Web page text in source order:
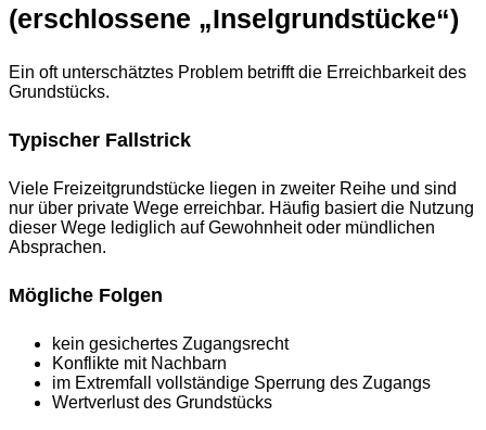
(erschlossene „Inselgrundstücke“)
Ein oft unterschätztes Problem betrifft die Erreichbarkeit des
Grundstücks.
Typischer Fallstrick
Viele Freizeitgrundstücke liegen in zweiter Reihe und sind
nur über private Wege erreichbar. Häufig basiert die Nutzung
dieser Wege lediglich auf Gewohnheit oder mündlichen
Absprachen.
Mögliche Folgen
kein gesichertes Zugangsrecht
Konflikte mit Nachbarn
im Extremfall vollständige Sperrung des Zugangs
Wertverlust des Grundstücks